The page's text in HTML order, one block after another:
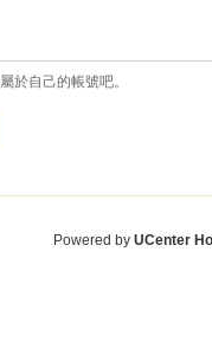
於自己的帳號吧。
Powered by UCenter